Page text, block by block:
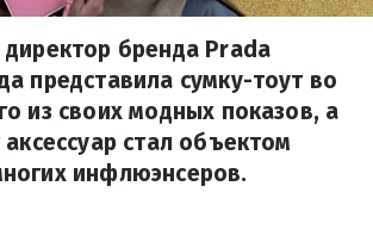
бренда Prada
представила сумку-тоут во
из своих модных показов, а
аксессуар стал объектом
инфлюэнсеров.